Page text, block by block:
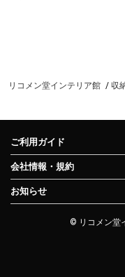
リコメン堂インテリア館 収
ご利用ガイド
会社情報・規約
お知らせ
© リコメン堂